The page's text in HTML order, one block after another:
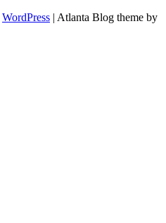
WordPress | Atlanta Blog theme by